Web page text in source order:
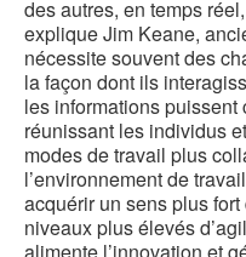
des autres, en temps
explique Jim Keane,
nécessite souvent des
la façon dont ils
les informations
réunissant les individus
modes de travail plus
l’environnement de
acquérir un sens plus
niveaux plus élevés
alimente l’innovation et